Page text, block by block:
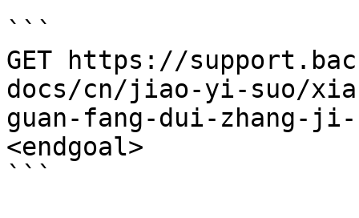
```
GET https://
docs/cn/jiao-yi-suo/
guan-fang-dui-zhang-ji-
<endgoal>
```